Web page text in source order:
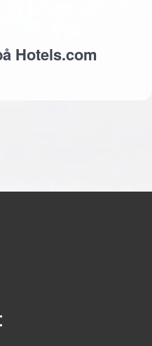
Hotels.com